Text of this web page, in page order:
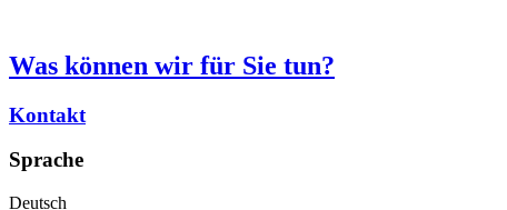
Was können wir für Sie tun?
Kontakt
Sprache
Deutsch